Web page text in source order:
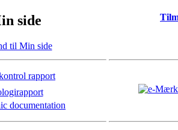
side
til Min side